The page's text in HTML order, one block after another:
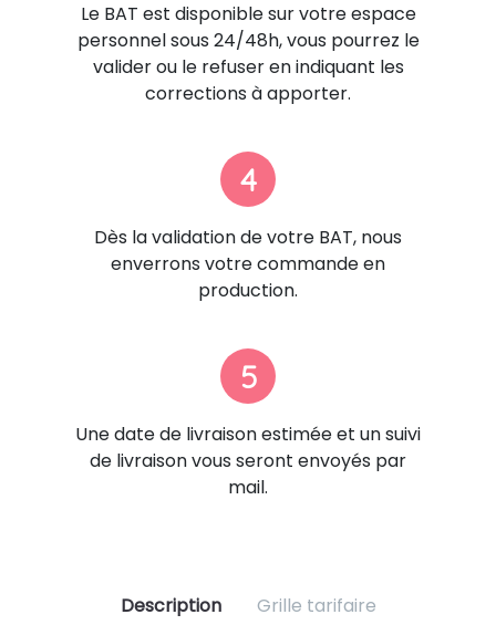
Le BAT est disponible sur votre espace
personnel sous 24/48h, vous pourrez le
valider ou le refuser en indiquant les
corrections à apporter.
4
Dès la validation de votre BAT, nous
enverrons votre commande en
production.
5
Une date de livraison estimée et un suivi
de livraison vous seront envoyés par
mail.
Description Grille tarifaire